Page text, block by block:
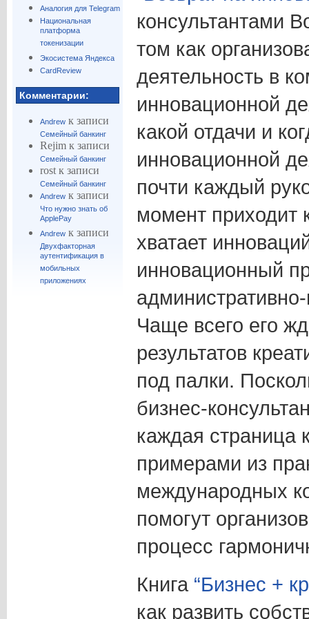
Аналогия для Telegram
Национальная
платформа
токенизации
Экосистема Яндекса
CardReview
Комментарии:
Andrewк записи
Семейный банкинг
Rejimк записи
Семейный банкинг
rostк записи
Семейный банкинг
Andrewк записи
Что нужно знать об
ApplePay
Andrewк записи
Двухфакторная
аутентификация в
мобильных
приложениях
консультантами
том как
деятельность в
инновационной
какой отдачи и
инновационной
почти каждый
момент приходит
хватает
инновационный
Чаще всего его
результатов
под палки.
бизнес-
каждая страница
примерами из
международных
помогут
процесс
Книга “Бизнес +
как развить